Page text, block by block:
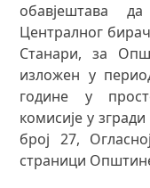
обавјештава
Централног
Станари, за
изложен у
године у
комисије у
број 27,
страници